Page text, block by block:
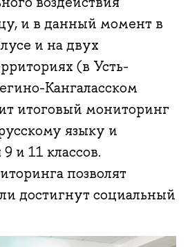
и в данный момент в
и на двух
(в Усть-
Кангаласском
итоговый мониторинг
языку и
и 11 классов.
позволят
достигнут социальный